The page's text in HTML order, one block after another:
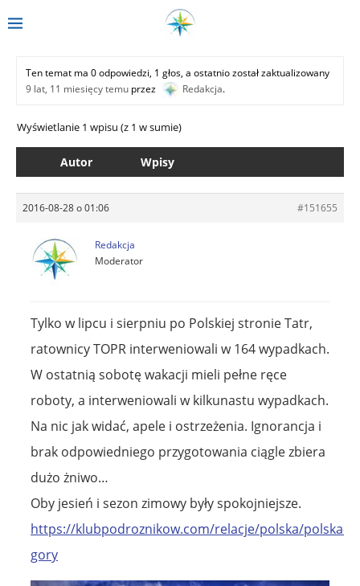
Ten temat ma 0 odpowiedzi, 1 głos, a ostatnio został zaktualizowany
9 lat, 11 miesięcy temu przez Redakcja.
Wyświetlanie 1 wpisu (z 1 w sumie)
Autor Wpisy
2016-08-28 o 01:06 #151655
Redakcja
Moderator
Tylko w lipcu i sierpniu po Polskiej stronie Tatr,
ratownicy TOPR interweniowali w 164 wypadkach.
W ostatnią sobotę wakacji mieli pełne ręce
roboty, a interweniowali w kilkunastu wypadkach.
Na nic jak widać, apele i ostrzeżenia. Ignorancja i
brak odpowiedniego przygotowania ciągle zbiera
dużo żniwo…
Oby jesień i sezon zimowy były spokojniejsze.
https://klubpodroznikow.com/relacje/polska/polska-
gory